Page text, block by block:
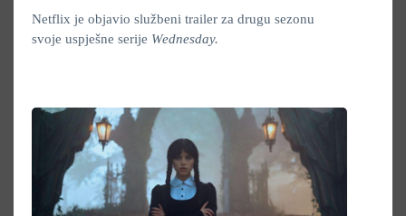
Netflix je objavio službeni trailer za drugu sezonu
svoje uspješne serije Wednesday.